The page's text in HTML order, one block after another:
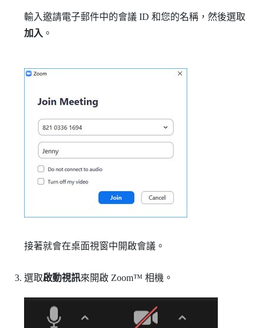
輸入邀請電子郵件中的會議 ID 和您的名稱，然後選取
加入 。
接著就會在桌面視窗中開啟會議。
選取啟動視訊來開啟 Zoom™ 相機。